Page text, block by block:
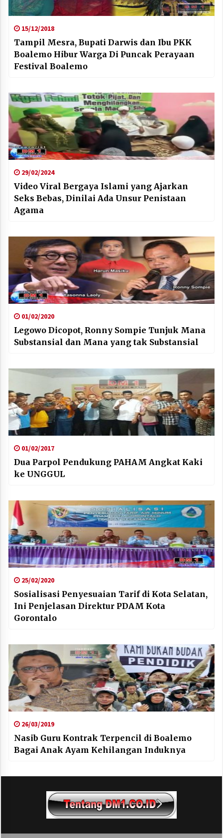
15/12/2018
Tampil Mesra, Bupati Darwis dan Ibu PKK
Boalemo Hibur Warga Di Puncak Perayaan
Festival Boalemo
29/02/2024
Video Viral Bergaya Islami yang Ajarkan
Seks Bebas, Dinilai Ada Unsur Penistaan
Agama
01/02/2020
Legowo Dicopot, Ronny Sompie Tunjuk Mana
Substansial dan Mana yang tak Substansial
01/02/2017
Dua Parpol Pendukung PAHAM Angkat Kaki
ke UNGGUL
25/02/2020
Sosialisasi Penyesuaian Tarif di Kota Selatan,
Ini Penjelasan Direktur PDAM Kota
Gorontalo
26/03/2019
Nasib Guru Kontrak Terpencil di Boalemo
Bagai Anak Ayam Kehilangan Induknya